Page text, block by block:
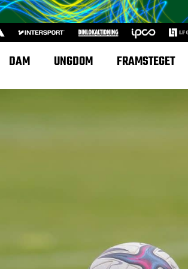
DAM UNGDOM FRAMSTEGET